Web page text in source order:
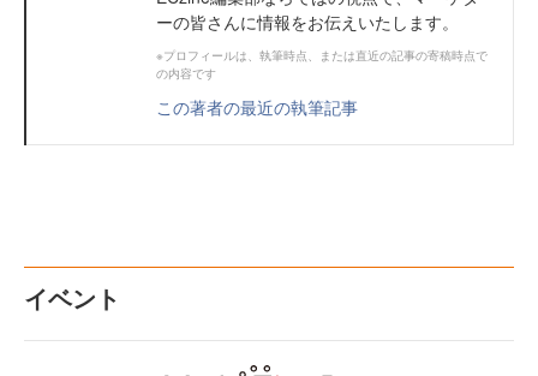
ーの皆さんに情報をお伝えいたします。
※プロフィールは、執筆時点、または直近の記事の寄稿時点で
の内容です
この著者の最近の執筆記事
イベント